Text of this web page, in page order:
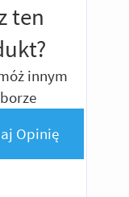
ten
innym
Opinię